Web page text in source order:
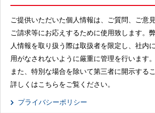
ご提供いただいた個人情報は、ご質問、ご意
ご請求等にお応えするために使用致します。
人情報を取り扱う際は取扱者を限定し、社内
用がなされないように厳重に管理を行います。
また、特別な場合を除いて第三者に開示する
詳しくはこちらをご覧ください。
プライバシーポリシー